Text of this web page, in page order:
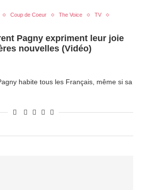
Coup de Coeur The Voice
TV
Pagny expriment leur joie
nouvelles (Vidéo)
habite tous les Français, même si sa